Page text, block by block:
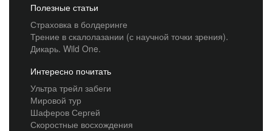
Полезные статьи
Страховка в болдеринге
Трение в скалолазании (с научной точки зрения).
Дикарь. Wild One.
Интересно почитать
Ультра трейл забеги
Мировой тур
Шаферов Сергей
Скоростные восхождения